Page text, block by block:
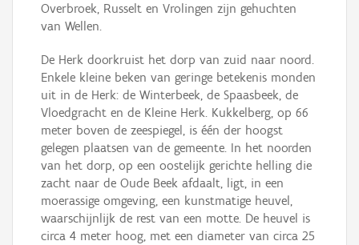
Overbroek, Russelt en Vrolingen zijn gehuchten
van Wellen.
De Herk doorkruist het dorp van zuid naar noord.
Enkele kleine beken van geringe betekenis monden
uit in de Herk: de Winterbeek, de Spaasbeek, de
Vloedgracht en de Kleine Herk. Kukkelberg, op 66
meter boven de zeespiegel, is één der hoogst
gelegen plaatsen van de gemeente. In het noorden
van het dorp, op een oostelijk gerichte helling die
zacht naar de Oude Beek afdaalt, ligt, in een
moerassige omgeving, een kunstmatige heuvel,
waarschijnlijk de rest van een motte. De heuvel is
circa 4 meter hoog, met een diameter van circa 25